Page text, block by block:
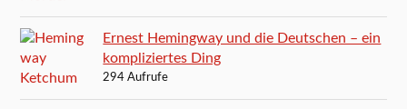
Ernest Hemingway und die Deutschen – ein
kompliziertes Ding
294 Aufrufe